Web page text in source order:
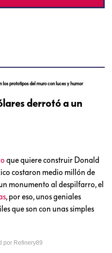
prototipos del muro con luces y humor
derrotó a un
que quiere construir Donald
costaron medio millón de
monumento al despilfarro, el
, por eso, unos geniales
que son con unas simples
por Refinery89